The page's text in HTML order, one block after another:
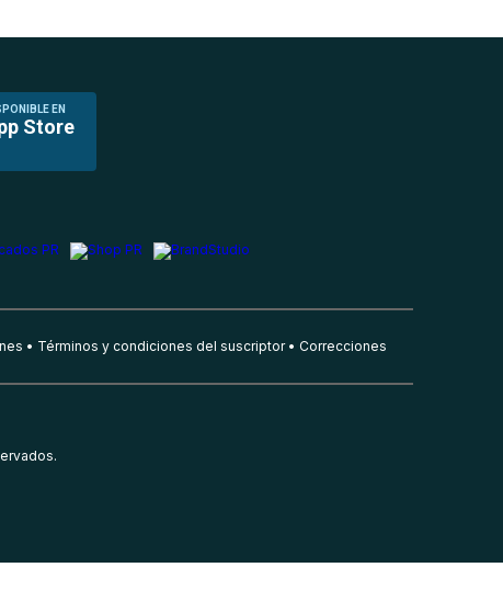
EN
Store
Términos y condiciones del suscriptor Correcciones